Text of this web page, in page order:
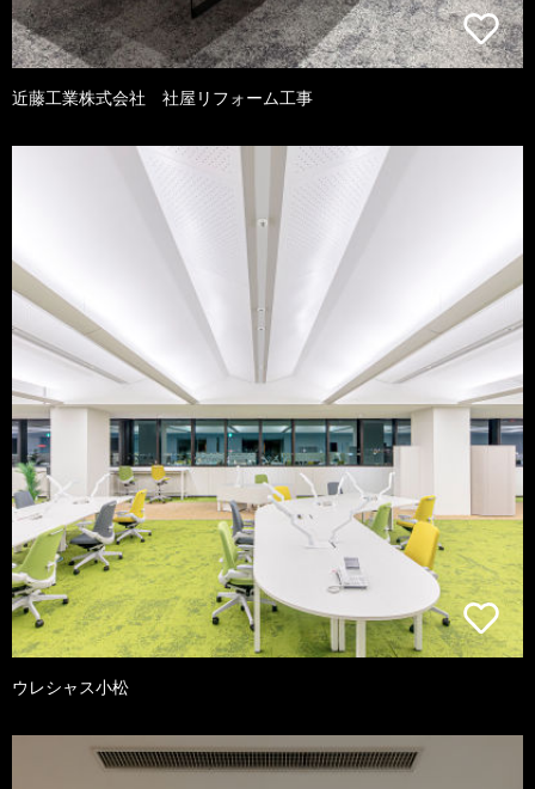
近藤工業株式会社 社屋リフォーム工事
ウレシャス小松